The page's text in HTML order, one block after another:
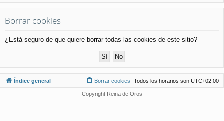
ifi
rs
ra
Borrar cookies
¿Está seguro de que quiere borrar todas las cookies de este sitio?
Índice general Todos los horarios son UTC+02:00
Borrar cookies
Copyright Reina de Oros